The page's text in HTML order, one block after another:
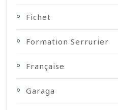
Fichet
Formation Serrurier
Française
Garaga